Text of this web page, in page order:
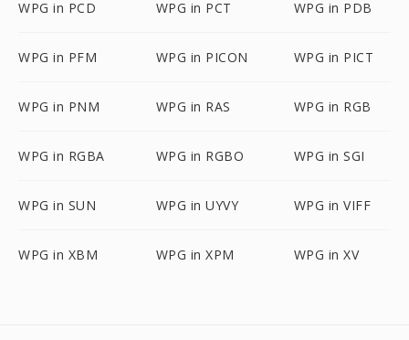
WPG in PCD WPG in PCT WPG in PDB
WPG in PFM WPG in PICON WPG in PICT
WPG in PNM WPG in RAS WPG in RGB
WPG in RGBA WPG in RGBO WPG in SGI
WPG in SUN WPG in UYVY WPG in VIFF
WPG in XBM WPG in XPM WPG in XV